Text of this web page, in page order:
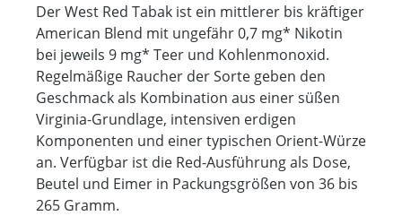
Der West Red Tabak ist ein mittlerer bis kräftiger
American Blend mit ungefähr 0,7 mg* Nikotin
bei jeweils 9 mg* Teer und Kohlenmonoxid.
Regelmäßige Raucher der Sorte geben den
Geschmack als Kombination aus einer süßen
Virginia-Grundlage, intensiven erdigen
Komponenten und einer typischen Orient-Würze
an. Verfügbar ist die Red-Ausführung als Dose,
Beutel und Eimer in Packungsgrößen von 36 bis
265 Gramm.